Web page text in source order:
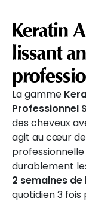
Keratin
lissant
La gamme
Professionnel
des cheveux
agit au cœur
durablement
2 semaines de
quotidien 3 fois